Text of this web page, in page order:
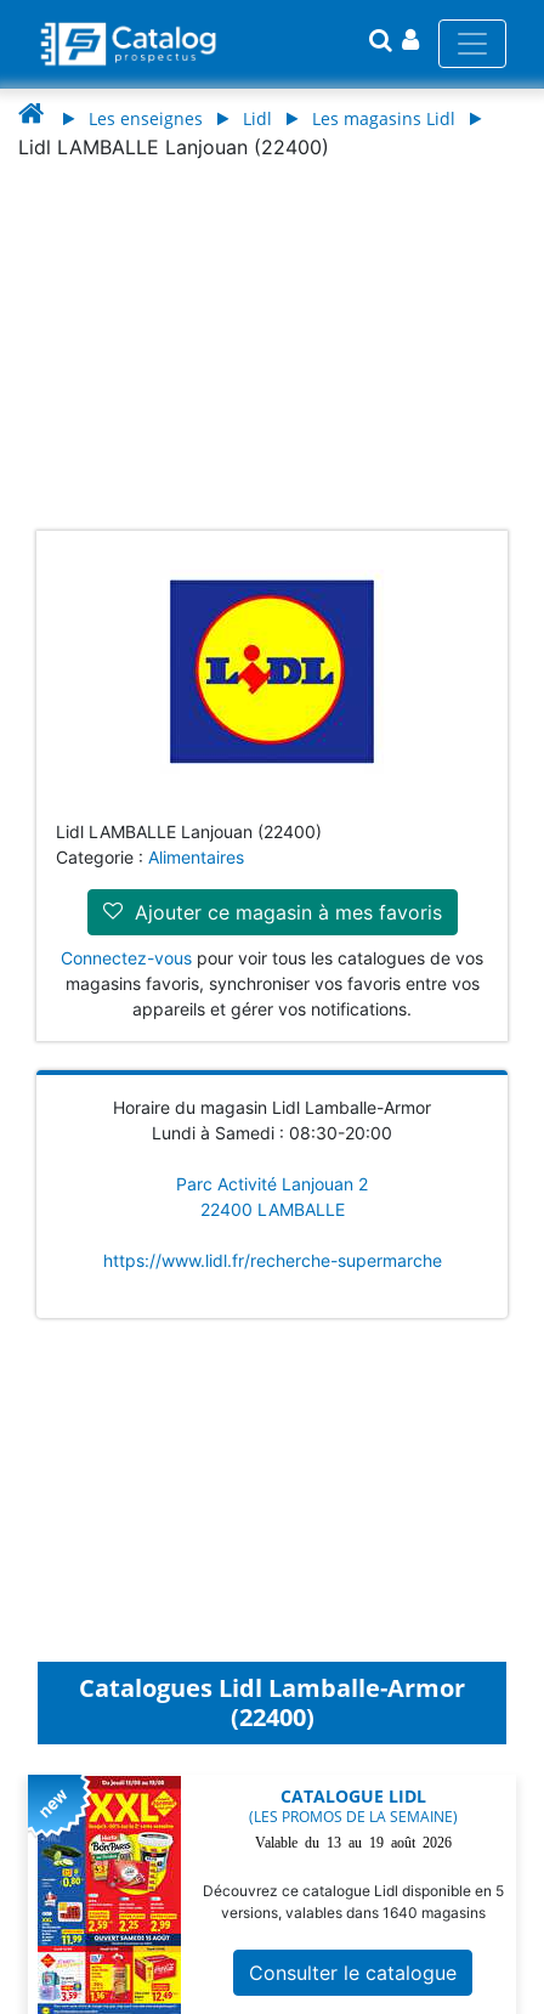
Les enseignes Lidl Les magasins Lidl
Lidl LAMBALLE Lanjouan (22400)
Lidl LAMBALLE Lanjouan (22400)
Categorie : Alimentaires
Ajouter ce magasin à mes favoris
Connectez-vous pour voir tous les catalogues de vos
magasins favoris, synchroniser vos favoris entre vos
appareils et gérer vos notifications.
Horaire du magasin Lidl Lamballe-Armor
Lundi à Samedi : 08:30-20:00
Parc Activité Lanjouan 2
22400 LAMBALLE
https://www.lidl.fr/recherche-supermarche
Catalogues Lidl Lamballe-Armor
(22400)
CATALOGUE LIDL
(LES PROMOS DE LA SEMAINE)
Valable du 13 au 19 août 2026
Découvrez ce catalogue Lidl disponible en 5
versions, valables dans 1640 magasins
Consulter le catalogue